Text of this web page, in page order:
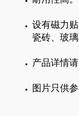
设有磁力
瓷砖、玻璃
产品详情
图片只供